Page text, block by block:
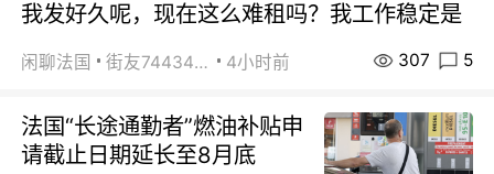
我发好久呢，现在这么难租吗？我工作稳定是
闲聊法国 街友74434350 4小时前 307 5
法国“长途通勤者”燃油补贴申
请截止日期延长至8月底